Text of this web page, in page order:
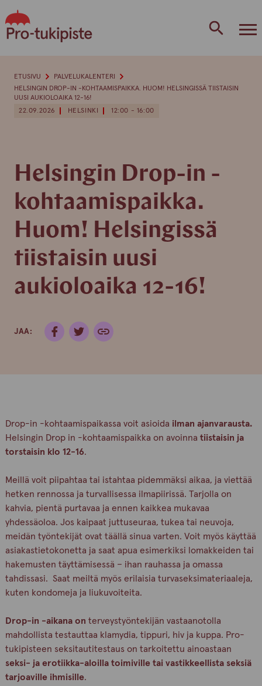
to
content
22.09.2026 HELSINKI 12:00 - 16:00
Helsingin Drop-in -
kohtaamispaikka.
Huom! Helsingissä
tiistaisin uusi
aukioloaika 12-16!
JAA:
ETUSIVU
PALVELUKALENTERI
HELSINGIN DROP-IN -KOHTAAMISPAIKKA. HUOM! HELSINGISSÄ TIISTAISIN
UUSI AUKIOLOAIKA 12-16!
Drop-in -kohtaamispaikassa voit asioida ilman ajanvarausta.
Helsingin Drop in -kohtaamispaikka on avoinna tiistaisin ja
torstaisin klo 12-16.
Meillä voit piipahtaa tai istahtaa pidemmäksi aikaa, ja viettää
hetken rennossa ja turvallisessa ilmapiirissä. Tarjolla on
kahvia, pientä purtavaa ja ennen kaikkea mukavaa
yhdessäoloa. Jos kaipaat juttuseuraa, tukea tai neuvoja,
meidän työntekijät ovat täällä sinua varten. Voit myös käyttää
asiakastietokonetta ja saat apua esimerkiksi lomakkeiden tai
hakemusten täyttämisessä – ihan rauhassa ja omassa
tahdissasi. Saat meiltä myös erilaisia turvaseksimateriaaleja,
kuten kondomeja ja liukuvoiteita.
Drop-in -aikana on terveystyöntekijän vastaanotolla
mahdollista testauttaa klamydia, tippuri, hiv ja kuppa. Pro-
tukipisteen seksitautitestaus on tarkoitettu ainoastaan
seksi- ja erotiikka-aloilla toimiville tai vastikkeellista seksiä
tarjoaville ihmisille.